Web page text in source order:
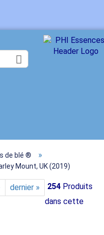
Changer de langue
de blé ® »
Mount, UK (2019)
dernier » 254 Produits
dans cette